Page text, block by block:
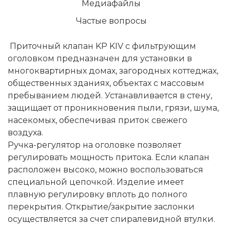
Медиафайлы
Частые вопросы
Приточный клапан KP KIV с фильтрующим
оголовком предназначен для установки в
многоквартирных домах, загородных коттеджах,
общественных зданиях, объектах с массовым
пребыванием людей. Устанавливается в стену,
защищает от проникновения пыли, грязи, шума,
насекомых, обеспечивая приток свежего
воздуха.
Ручка-регулятор на оголовке позволяет
регулировать мощность притока. Если клапан
расположен высоко, можно воспользоваться
специальной цепочкой. Изделие имеет
плавную регулировку вплоть до полного
перекрытия. Открытие/закрытие заслонки
осуществляется за счет спиралевидной втулки.